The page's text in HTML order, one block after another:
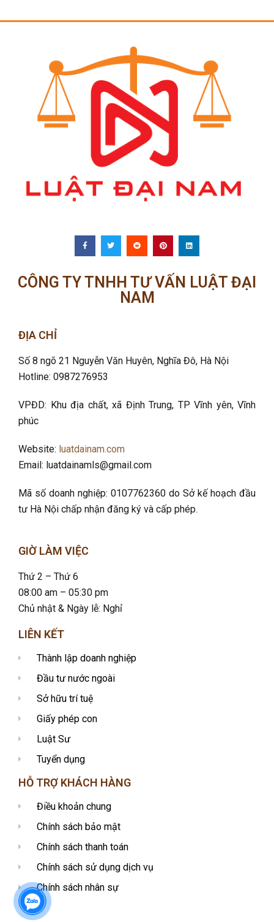
CÔNG TY TNHH TƯ VẤN LUẬT ĐẠI
NAM
ĐỊA CHỈ
Số 8 ngõ 21 Nguyễn Văn Huyên, Nghĩa Đô, Hà Nội
Hotline: 0987276953
VPĐD: Khu địa chất, xã Định Trung, TP Vĩnh yên, Vĩnh
phúc
Website: luatdainam.com
Email: luatdainamls@gmail.com
Mã số doanh nghiệp: 0107762360 do Sở kế hoạch đầu
tư Hà Nội chấp nhận đăng ký và cấp phép.
GIỜ LÀM VIỆC
Thứ 2 – Thứ 6
08:00 am – 05:30 pm
Chủ nhật & Ngày lễ: Nghỉ
LIÊN KẾT
Thành lập doanh nghiệp
Đầu tư nước ngoài
Sở hữu trí tuệ
Giấy phép con
Luật Sư
Tuyển dụng
HỖ TRỢ KHÁCH HÀNG
Điều khoản chung
Chính sách bảo mật
Chính sách thanh toán
Chính sách sử dụng dịch vụ
Chính sách nhân sự